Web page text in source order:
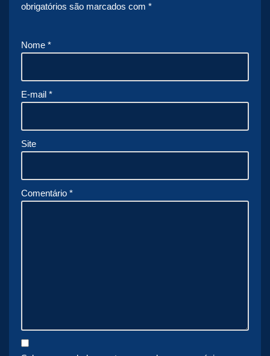
obrigatórios são marcados com *
Nome *
E-mail *
Site
Comentário *